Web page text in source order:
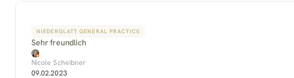
NIEDERGLATT GENERAL PRACTICE
Sehr freundlich
Nicole Scheibner
09.02.2023